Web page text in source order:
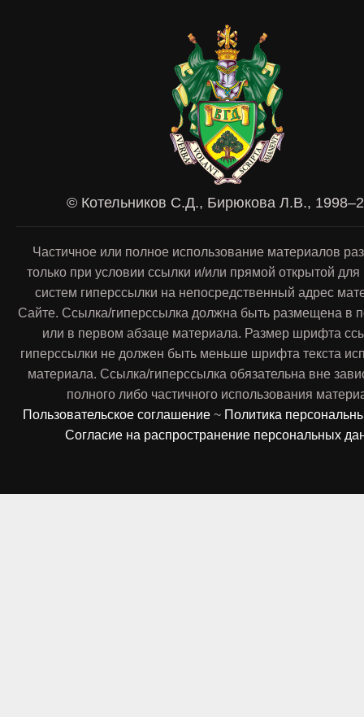
© Котельников С.Д., Бирюкова Л.В.,
Частичное или полное использование материалов
только при условии ссылки и/или прямой открытой
систем гиперссылки на непосредственный адрес
Сайте. Ссылка/гиперссылка должна быть размещена в
или в первом абзаце материала. Размер шрифта
гиперссылки не должен быть меньше шрифта текста
материала. Ссылка/гиперссылка обязательна вне
полного либо частичного использования
Пользовательское соглашение ~ Политика
Согласие на распространение персональных